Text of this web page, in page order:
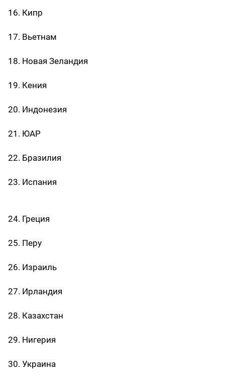
16. Кипр
17. Вьетнам
18. Новая Зеландия
19. Кения
20. Индонезия
21. ЮАР
22. Бразилия
23. Испания
24. Греция
25. Перу
26. Израиль
27. Ирландия
28. Казахстан
29. Нигерия
30. Украина